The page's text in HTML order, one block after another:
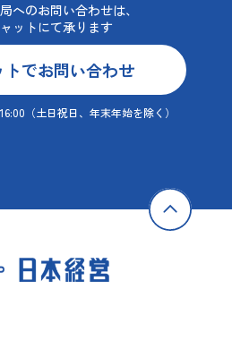
へのお問い合わせは、
ットにて承ります
トでお問い合わせ
（土日祝日、年末年始を除く）